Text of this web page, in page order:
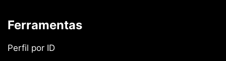
Ferramentas
Perfil por ID